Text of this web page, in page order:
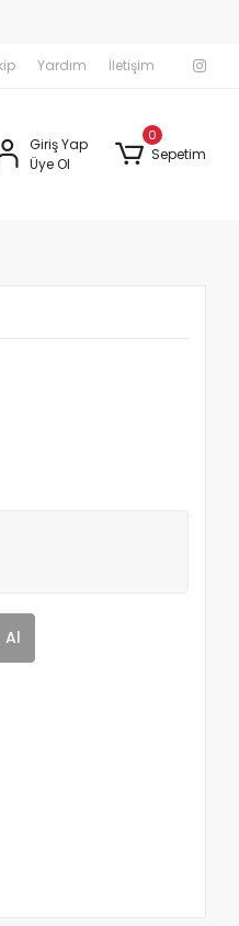
1000 TL üzerindeki
Yardım İletişim
Giriş Yap
Üye Ol
0
Sepetim
Al